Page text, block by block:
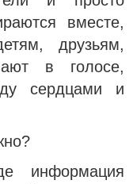
вместе,
друзьям,
в голосе,
сердцами и
информация